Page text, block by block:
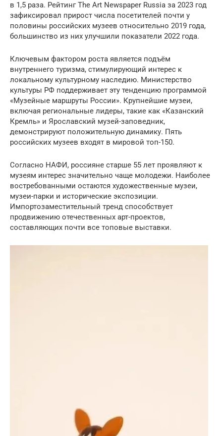
в 1,5 раза. Рейтинг The Art Newspaper Russia за 2023 год
зафиксировал прирост числа посетителей почти у
половины российских музеев относительно 2019 года,
большинство из них улучшили показатели 2022 года.
Ключевым фактором роста является подъём
внутреннего туризма, стимулирующий интерес к
локальному культурному наследию. Министерство
культуры РФ поддерживает эту тенденцию программой
«Музейные маршруты России». Крупнейшие музеи,
включая региональные лидеры, такие как «Казанский
Кремль» и Ярославский музей-заповедник,
демонстрируют положительную динамику. Пять
российских музеев входят в мировой топ-150.
Согласно НАФИ, россияне старше 55 лет проявляют к
музеям интерес значительно чаще молодежи. Наиболее
востребованными остаются художественные музеи,
музеи-парки и исторические экспозиции.
Импортозаместительный тренд способствует
продвижению отечественных арт-проектов,
составляющих почти все топовые выставки.